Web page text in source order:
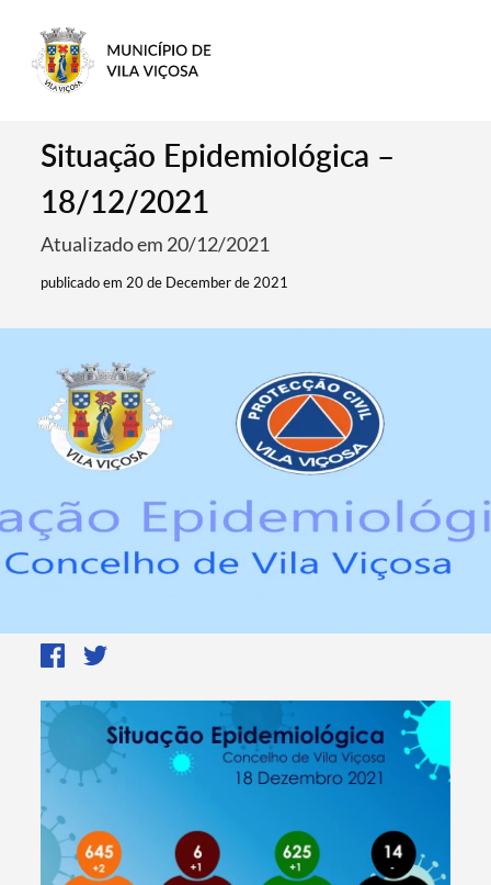
Situação Epidemiológica –
18/12/2021
Atualizado em 20/12/2021
publicado em 20 de December de 2021